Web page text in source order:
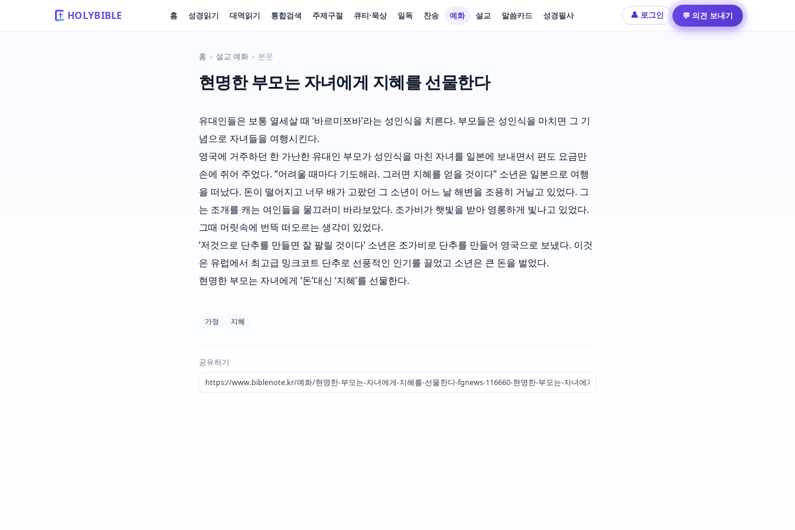
HOLYBIBLE 홈 성경읽기 대역읽기 통합검색 주제구절 큐티·묵상 일독 찬송 예화 설교 말씀카드 성경필사 👤 로그인 💬 의견 보내기
홈 › 설교 예화 › 본문
현명한 부모는 자녀에게 지혜를 선물한다
유대인들은 보통 열세살 때 ‘바르미쯔바’라는 성인식을 치른다. 부모들은 성인식을 마치면 그 기
념으로 자녀들을 여행시킨다.
영국에 거주하던 한 가난한 유대인 부모가 성인식을 마친 자녀를 일본에 보내면서 편도 요금만
손에 쥐어 주었다. “어려울 때마다 기도해라. 그러면 지혜를 얻을 것이다” 소년은 일본으로 여행
을 떠났다. 돈이 떨어지고 너무 배가 고팠던 그 소년이 어느 날 해변을 조용히 거닐고 있었다. 그
는 조개를 캐는 여인들을 물끄러미 바라보았다. 조가비가 햇빛을 받아 영롱하게 빛나고 있었다.
그때 머릿속에 번뜩 떠오르는 생각이 있었다.
‘저것으로 단추를 만들면 잘 팔릴 것이다’ 소년은 조가비로 단추를 만들어 영국으로 보냈다. 이것
은 유럽에서 최고급 밍크코트 단추로 선풍적인 인기를 끌었고 소년은 큰 돈을 벌었다.
현명한 부모는 자녀에게 ‘돈’대신 ‘지혜’를 선물한다.
가정 지혜
공유하기